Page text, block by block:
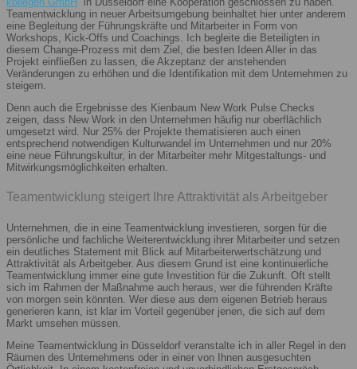
Teamentwicklung in neuer Arbeitsumgebung beinhaltet hier unter anderem
eine Begleitung der Führungskräfte und Mitarbeiter in Form von
Workshops, Kick-Offs und Coachings. Ich begleite die Beteiligten in
diesem Change-Prozess mit dem Ziel, die besten Ideen Aller in das
Projekt einfließen zu lassen, die Akzeptanz der anstehenden
Veränderungen zu erhöhen und die Identifikation mit dem Unternehmen zu
steigern.
Denn auch die Ergebnisse des Kienbaum New Work Pulse Checks
zeigen, dass New Work in den Unternehmen häufig nur oberflächlich
umgesetzt wird. Nur 25% der Projekte thematisieren auch einen
entsprechend notwendigen Kulturwandel im Unternehmen und nur 20%
eine neue Führungskultur, in der Mitarbeiter mehr Mitgestaltungs- und
Mitwirkungsmöglichkeiten erhalten.
Teamentwicklung steigert Ihre Attraktivität als Arbeitgeber
Unternehmen, die in eine Teamentwicklung investieren, sorgen für die
persönliche und fachliche Weiterentwicklung ihrer Mitarbeiter und setzen
ein deutliches Statement mit Blick auf Mitarbeiterwertschätzung und
Attraktivität als Arbeitgeber. Aus diesem Grund ist eine kontinuierliche
Teamentwicklung immer eine gute Investition für die Zukunft. Oft stellt
sich im Rahmen der Maßnahme auch heraus, wer die führenden Kräfte
von morgen sein könnten. Wer diese aus dem eigenen Betrieb heraus
generieren kann, ist klar im Vorteil gegenüber jenen, die sich auf dem
Markt umsehen müssen.
Meine Teamentwicklung in Düsseldorf veranstalte ich in aller Regel in den
Räumen des Unternehmens oder in einer von Ihnen ausgesuchten